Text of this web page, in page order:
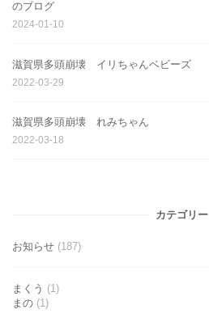
のブログ
2024-01-10
滋賀県多頭崩壊 イリちゃんベビーズ
2022-03-29
滋賀県多頭崩壊 れみちゃん
2022-03-18
カテゴリー
お知らせ (187)
まくう (1)
まの (1)